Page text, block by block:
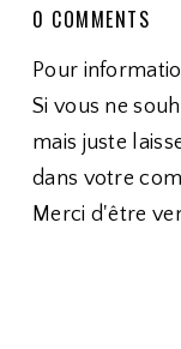
0 COMMENTS
Pour
Si vous ne
mais juste
dans votre
Merci d'être